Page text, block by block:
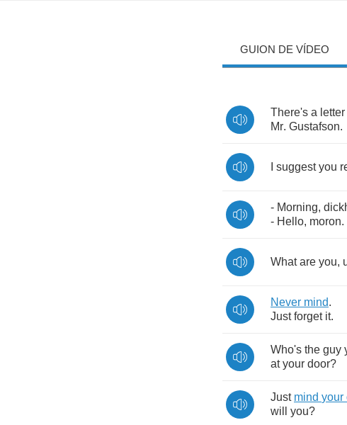
GUION DE VÍDEO
There's a letter
Mr. Gustafson.
suggest you
- Morning,
- Hello, moron.
What are you,
Never mind.
Just forget it.
Who's the guy
at your door?
Just mind your
will
you?